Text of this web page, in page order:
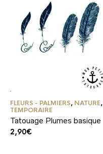
FLEURS - PALMIERS, NATURE,
TEMPORAIRE
Tatouage Plumes basique
2,90€